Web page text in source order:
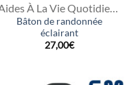
Aides À La Vie Quotidienne
Bâton de randonnée
éclairant
27,00€